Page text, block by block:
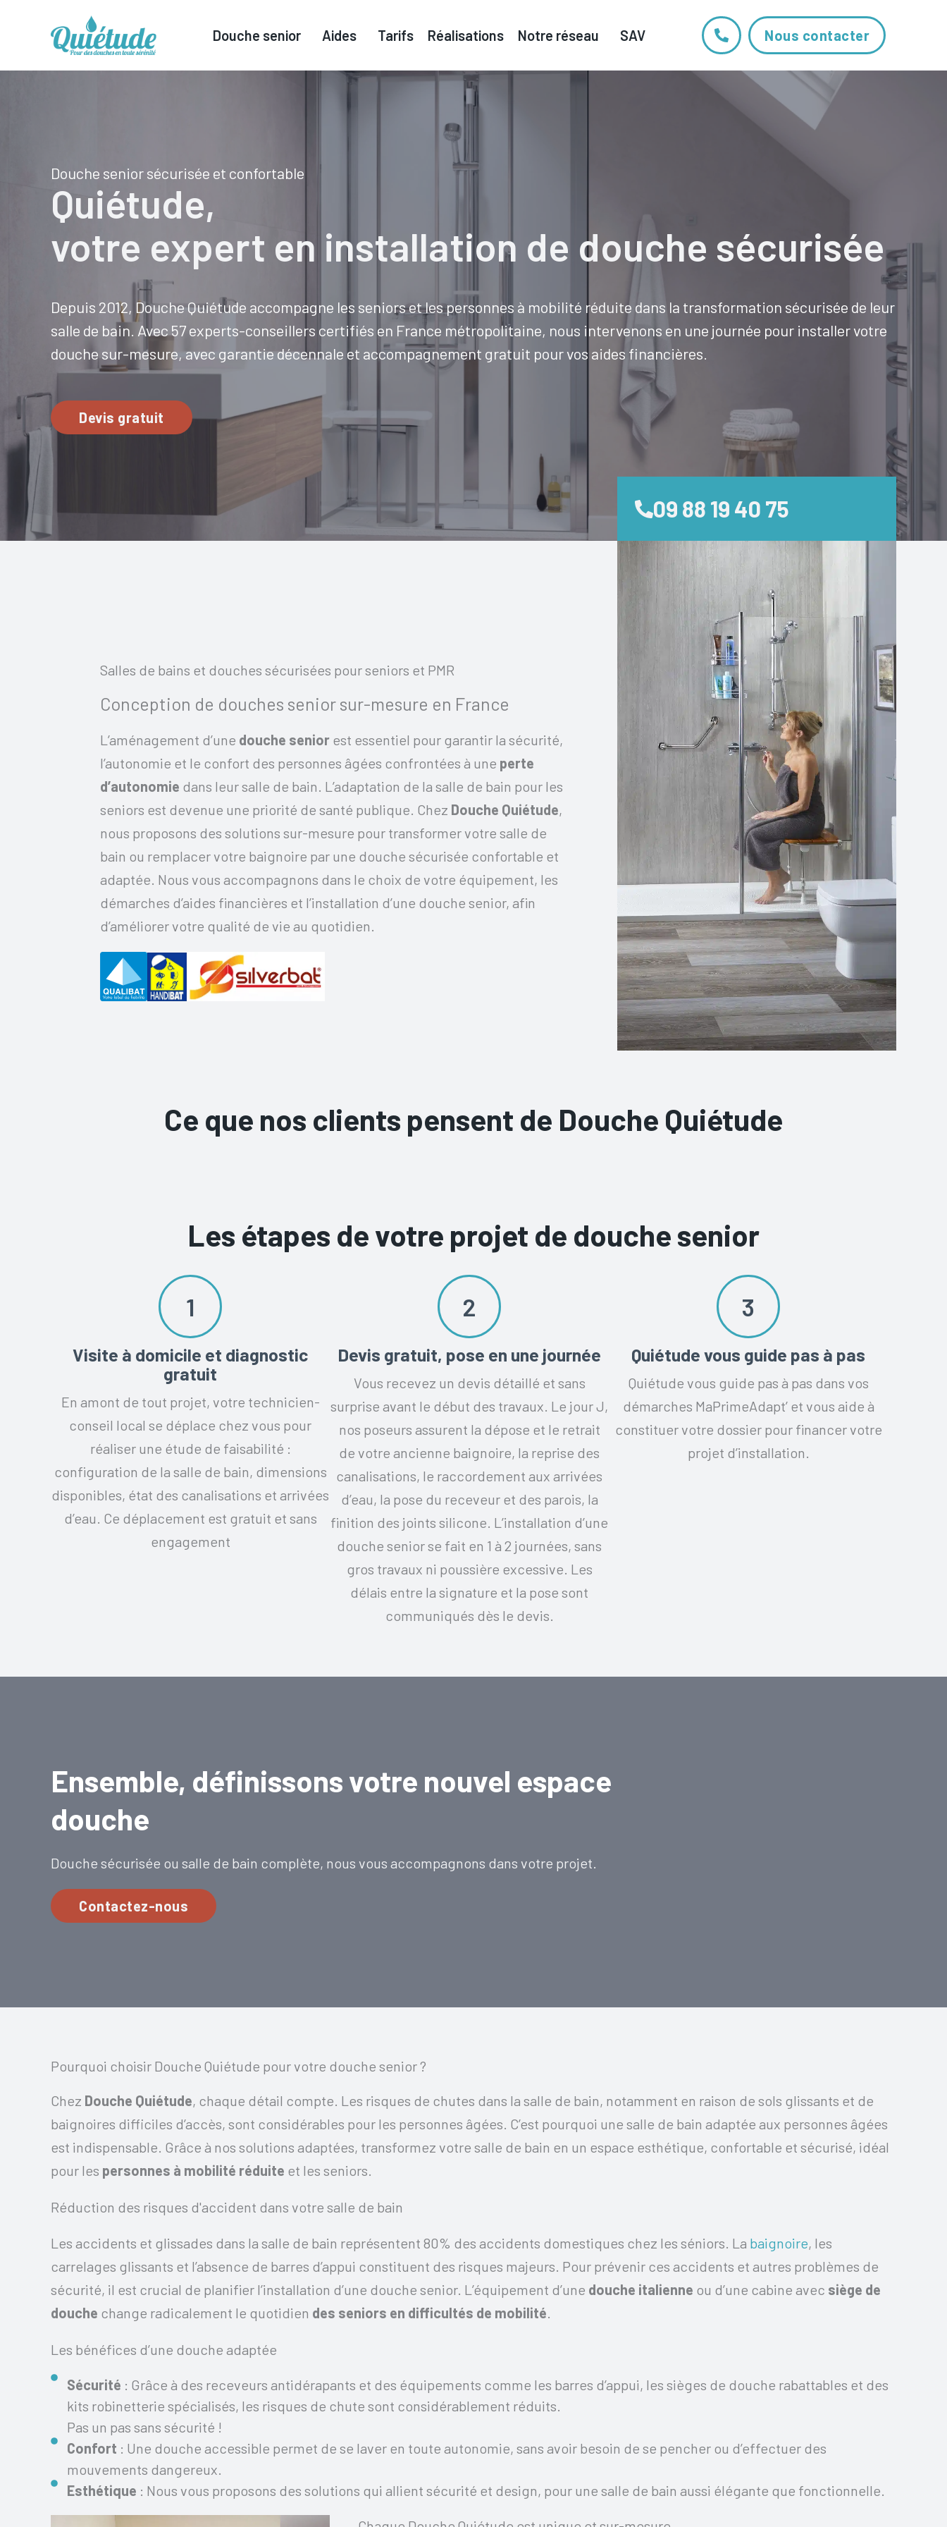
Douche senior Aides Tarifs Réalisations Notre réseau SAV Nous contacter
Douche senior sécurisée et confortable
Quiétude,
votre expert en installation de douche sécurisée
Depuis 2012, Douche Quiétude accompagne les seniors et les personnes à mobilité réduite dans la transformation sécurisée de leur
salle de bain. Avec 57 experts-conseillers certifiés en France métropolitaine, nous intervenons en une journée pour installer votre
douche sur-mesure, avec garantie décennale et accompagnement gratuit pour vos aides financières.
Devis gratuit
09 88 19 40 75
Salles de bains et douches sécurisées pour seniors et PMR
Conception de douches senior sur-mesure en France
L’aménagement d’une douche senior est essentiel pour garantir la sécurité,
l’autonomie et le confort des personnes âgées confrontées à une perte
d’autonomie dans leur salle de bain. L’adaptation de la salle de bain pour les
seniors est devenue une priorité de santé publique. Chez Douche Quiétude,
nous proposons des solutions sur-mesure pour transformer votre salle de
bain ou remplacer votre baignoire par une douche sécurisée confortable et
adaptée. Nous vous accompagnons dans le choix de votre équipement, les
démarches d’aides financières et l’installation d’une douche senior, afin
d’améliorer votre qualité de vie au quotidien.
Ce que nos clients pensent de Douche Quiétude
Les étapes de votre projet de douche senior
1
Visite à domicile et diagnostic
gratuit
En amont de tout projet, votre technicien-
conseil local se déplace chez vous pour
réaliser une étude de faisabilité :
configuration de la salle de bain, dimensions
disponibles, état des canalisations et arrivées
d’eau. Ce déplacement est gratuit et sans
engagement
2
Devis gratuit, pose en une journée
Vous recevez un devis détaillé et sans
surprise avant le début des travaux. Le jour J,
nos poseurs assurent la dépose et le retrait
de votre ancienne baignoire, la reprise des
canalisations, le raccordement aux arrivées
d’eau, la pose du receveur et des parois, la
finition des joints silicone. L’installation d’une
douche senior se fait en 1 à 2 journées, sans
gros travaux ni poussière excessive. Les
délais entre la signature et la pose sont
communiqués dès le devis.
3
Quiétude vous guide pas à pas
Quiétude vous guide pas à pas dans vos
démarches MaPrimeAdapt’ et vous aide à
constituer votre dossier pour financer votre
projet d’installation.
Ensemble, définissons votre nouvel espace
douche
Douche sécurisée ou salle de bain complète, nous vous accompagnons dans votre projet.
Contactez-nous
Pourquoi choisir Douche Quiétude pour votre douche senior ?
Chez Douche Quiétude, chaque détail compte. Les risques de chutes dans la salle de bain, notamment en raison de sols glissants et de
baignoires difficiles d’accès, sont considérables pour les personnes âgées. C’est pourquoi une salle de bain adaptée aux personnes âgées
est indispensable. Grâce à nos solutions adaptées, transformez votre salle de bain en un espace esthétique, confortable et sécurisé, idéal
pour les personnes à mobilité réduite et les seniors.
Réduction des risques d'accident dans votre salle de bain
Les accidents et glissades dans la salle de bain représentent 80% des accidents domestiques chez les séniors. La baignoire, les
carrelages glissants et l’absence de barres d’appui constituent des risques majeurs. Pour prévenir ces accidents et autres problèmes de
sécurité, il est crucial de planifier l’installation d’une douche senior. L’équipement d’une douche italienne ou d’une cabine avec siège de
douche change radicalement le quotidien des seniors en difficultés de mobilité.
Les bénéfices d’une douche adaptée
Sécurité : Grâce à des receveurs antidérapants et des équipements comme les barres d’appui, les sièges de douche rabattables et des
kits robinetterie spécialisés, les risques de chute sont considérablement réduits.
Pas un pas sans sécurité !
Confort : Une douche accessible permet de se laver en toute autonomie, sans avoir besoin de se pencher ou d’effectuer des
mouvements dangereux.
Esthétique : Nous vous proposons des solutions qui allient sécurité et design, pour une salle de bain aussi élégante que fonctionnelle.